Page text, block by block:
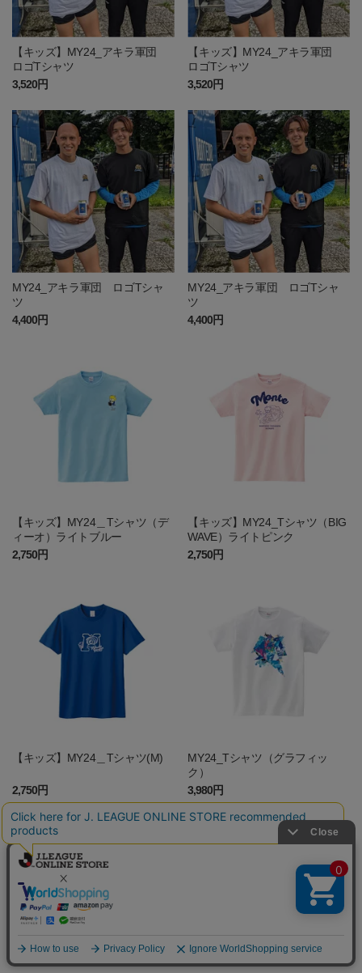
【キッズ】MY24_アキラ軍団
ロゴTシャツ
3,520円
【キッズ】MY24_アキラ軍団
ロゴTシャツ
3,520円
MY24_アキラ軍団 ロゴTシャ
ツ
4,400円
MY24_アキラ軍団 ロゴTシャ
ツ
4,400円
【キッズ】MY24＿Tシャツ（デ
ィーオ）ライトブルー
2,750円
【キッズ】MY24_Tシャツ（BIG
WAVE）ライトピンク
2,750円
【キッズ】MY24＿Tシャツ(M)
2,750円
MY24_Tシャツ（グラフィッ
ク）
3,980円